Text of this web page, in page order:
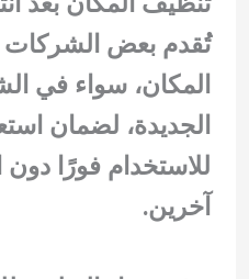
تُقدم بعض
المكان، سواء في
الجديدة، لضمان
للاستخدام فورًا دون
آخرين.